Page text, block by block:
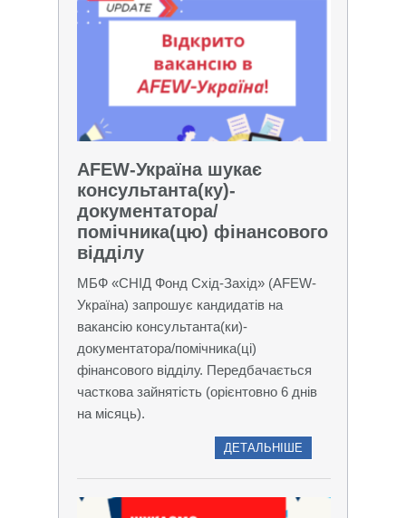
AFEW-Україна шукає
консультанта(ку)-
документатора/
помічника(цю) фінансового
відділу
МБФ «СНІД Фонд Схід-Захід» (AFEW-
Україна) запрошує кандидатів на
вакансію консультанта(ки)-
документатора/помічника(ці)
фінансового відділу. Передбачається
часткова зайнятість (орієнтовно 6 днів
на місяць).
ДЕТАЛЬНІШЕ